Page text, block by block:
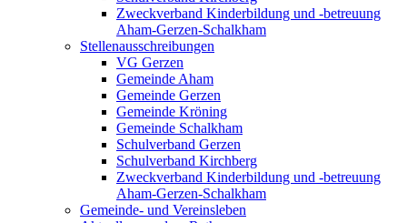
Zweckverband Kinderbildung und -betreuung
Aham-Gerzen-Schalkham
Stellenausschreibungen
VG Gerzen
Gemeinde Aham
Gemeinde Gerzen
Gemeinde Kröning
Gemeinde Schalkham
Schulverband Gerzen
Schulverband Kirchberg
Zweckverband Kinderbildung und -betreuung
Aham-Gerzen-Schalkham
Gemeinde- und Vereinsleben